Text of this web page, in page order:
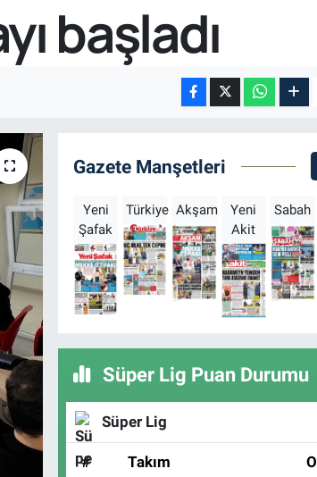
başladı
Gazete Manşetleri
Yeni
Şafak
Türkiye Akşam
Yeni
Akit
Sabah
Süper Lig Puan Durumu
Süper Lig
# Takım O